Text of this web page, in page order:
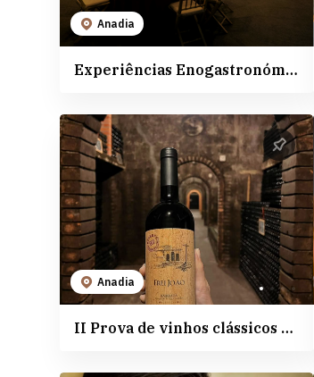
Outras experiênciasCoimbra
Vagos
Anadia
Experiências Enogastronómicas - Aliança Vinhos de Portugal
Anadia
II Prova de vinhos clássicos nas Caves São João